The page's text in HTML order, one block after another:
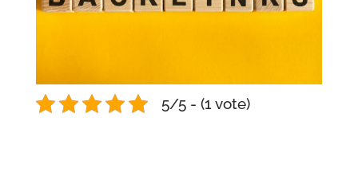
5/5 - (1 vote)